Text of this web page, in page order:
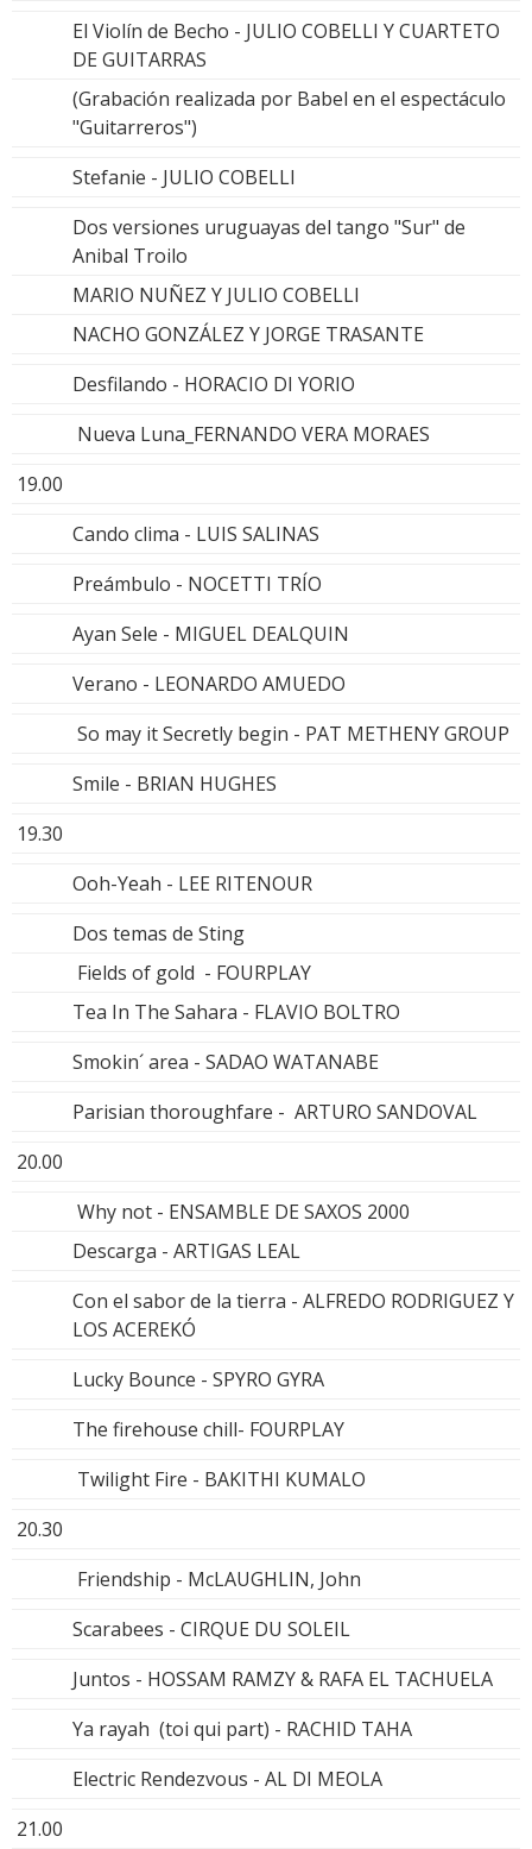
El Violín de Becho - JULIO COBELLI Y CUARTETO
DE GUITARRAS
(Grabación realizada por Babel en el espectáculo
"Guitarreros")
Stefanie - JULIO COBELLI
Dos versiones uruguayas del tango "Sur" de
Anibal Troilo
MARIO NUÑEZ Y JULIO COBELLI
NACHO GONZÁLEZ Y JORGE TRASANTE
Desfilando - HORACIO DI YORIO
Nueva Luna_FERNANDO VERA MORAES
19.00
Cando clima - LUIS SALINAS
Preámbulo - NOCETTI TRÍO
Ayan Sele - MIGUEL DEALQUIN
Verano - LEONARDO AMUEDO
So may it Secretly begin - PAT METHENY GROUP
Smile - BRIAN HUGHES
19.30
Ooh-Yeah - LEE RITENOUR
Dos temas de Sting
Fields of gold - FOURPLAY
Tea In The Sahara - FLAVIO BOLTRO
Smokin´ area - SADAO WATANABE
Parisian thoroughfare - ARTURO SANDOVAL
20.00
Why not - ENSAMBLE DE SAXOS 2000
Descarga - ARTIGAS LEAL
Con el sabor de la tierra - ALFREDO RODRIGUEZ Y
LOS ACEREKÓ
Lucky Bounce - SPYRO GYRA
The firehouse chill- FOURPLAY
Twilight Fire - BAKITHI KUMALO
20.30
Friendship - McLAUGHLIN, John
Scarabees - CIRQUE DU SOLEIL
Juntos - HOSSAM RAMZY & RAFA EL TACHUELA
Ya rayah (toi qui part) - RACHID TAHA
Electric Rendezvous - AL DI MEOLA
21.00